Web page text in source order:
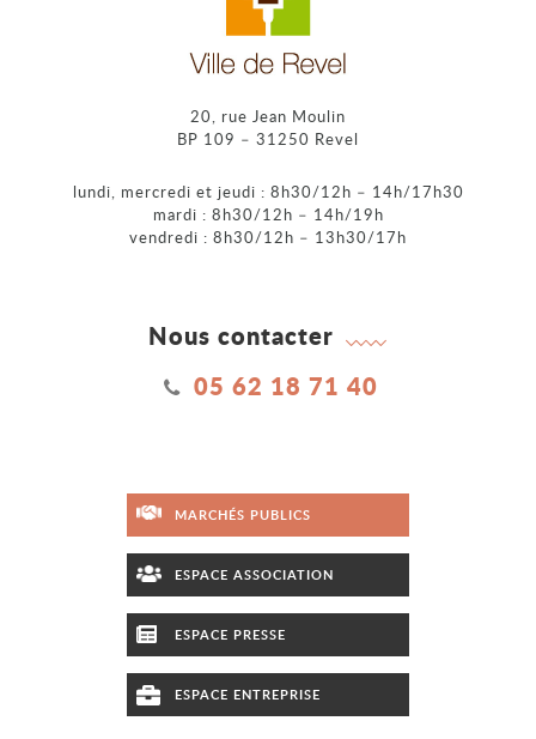
20, rue Jean Moulin
BP 109 – 31250 Revel
lundi, mercredi et jeudi : 8h30/12h – 14h/17h30
mardi : 8h30/12h – 14h/19h
vendredi : 8h30/12h – 13h30/17h
Nous contacter
05 62 18 71 40
MARCHÉS PUBLICS
ESPACE ASSOCIATION
ESPACE PRESSE
ESPACE ENTREPRISE